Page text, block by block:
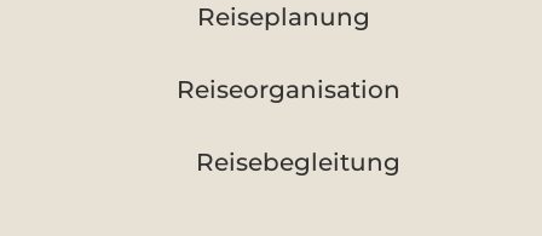
Reiseplanung
Reiseorganisation
Reisebegleitung